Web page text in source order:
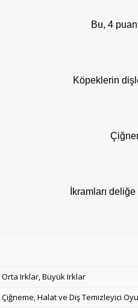
Bu, 4
Köpeklerin
İkramları
Orta Irklar, Büyük Irklar
Çiğneme, Halat ve Diş Temizleyici